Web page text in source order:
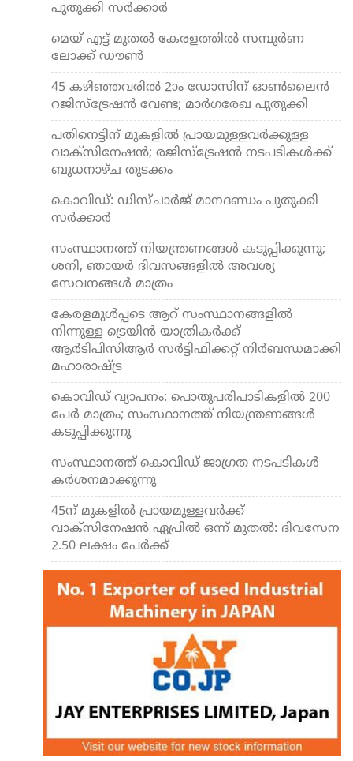
പുതുക്കി സര്‍ക്കാര്‍
മെയ് എട്ട് മുതല്‍ കേരളത്തില്‍ സമ്പൂര്‍ണ
ലോക്ക് ഡൗണ്‍
45 കഴിഞ്ഞവരില്‍ 2ാം ഡോസിന് ഓണ്‍ലൈന്‍
റജിസ്‌ട്രേഷന്‍ വേണ്ട; മാര്‍ഗരേഖ പുതുക്കി
പതിനെട്ടിന് മുകളില്‍ പ്രായമുള്ളവര്‍ക്കുള്ള
വാക്സിനേഷന്‍; രജിസ്ട്രേഷന്‍ നടപടികള്‍ക്ക്
ബുധനാഴ്ച തുടക്കം
കൊവിഡ്: ഡിസ്ചാര്‍ജ് മാനദണ്ഡം പുതുക്കി
സര്‍ക്കാര്‍
സംസ്ഥാനത്ത് നിയന്ത്രണങ്ങള്‍ കടുപ്പിക്കുന്നു;
ശനി, ഞായര്‍ ദിവസങ്ങളില്‍ അവശ്യ
സേവനങ്ങള്‍ മാത്രം
കേരളമുള്‍പ്പടെ ആറ് സംസ്ഥാനങ്ങളില്‍
നിന്നുള്ള ട്രെയിന്‍ യാത്രികര്‍ക്ക്
ആര്‍ടിപിസിആര്‍ സര്‍ട്ടിഫിക്കറ്റ് നിര്‍ബന്ധമാക്കി
മഹാരാഷ്ട്ര
കൊവിഡ് വ്യാപനം: പൊതുപരിപാടികളില്‍ 200
പേര്‍ മാത്രം; സംസ്ഥാനത്ത് നിയന്ത്രണങ്ങള്‍
കടുപ്പിക്കുന്നു
സംസ്ഥാനത്ത് കൊവിഡ് ജാഗ്രത നടപടികള്‍
കര്‍ശനമാക്കുന്നു
45ന് മുകളില്‍ പ്രായമുള്ളവര്‍ക്ക്
വാക്‌സിനേഷന്‍ ഏപ്രില്‍ ഒന്ന് മുതല്‍: ദിവസേന
2.50 ലക്ഷം പേര്‍ക്ക്